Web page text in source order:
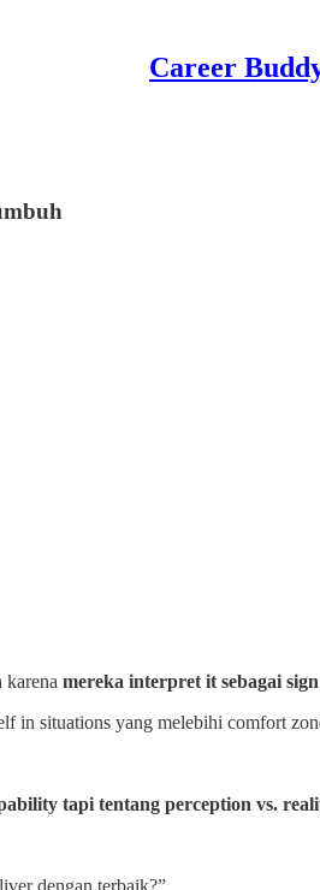
Career
karena mereka interpret it sebagai
in situations yang melebihi comfort
tapi tentang perception vs.
dengan terbaik?”